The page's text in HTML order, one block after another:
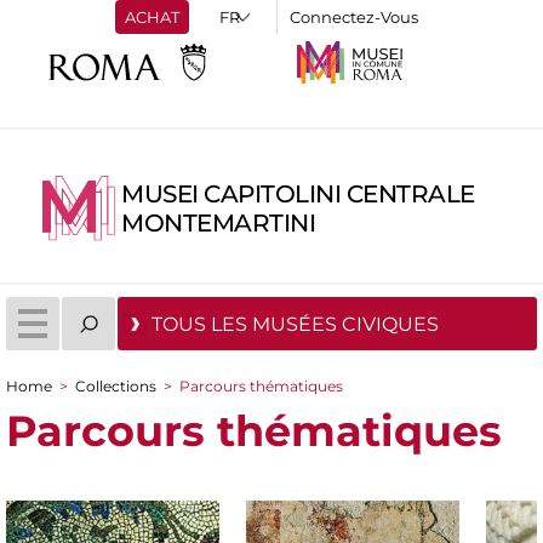
ACHAT Connectez-Vous
MUSEI CAPITOLINI CENTRALE
MONTEMARTINI
TOUS LES MUSÉES CIVIQUES
You are here
Home > Collections > Parcours thématiques
Parcours thématiques